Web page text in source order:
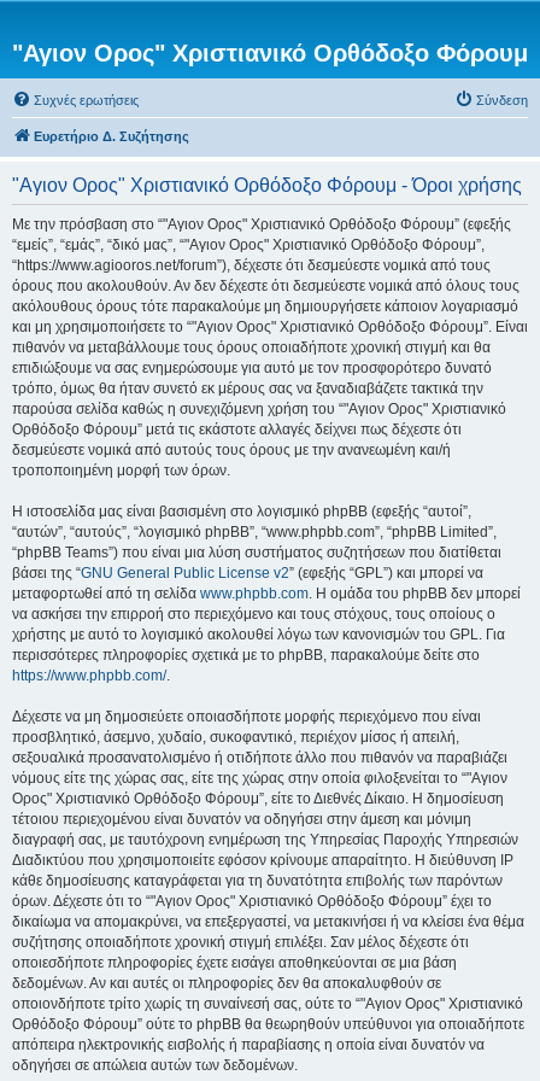
"Αγιον Ορος" Χριστιανικό Ορθόδοξο Φόρουμ
Συχνές ερωτήσεις Σύνδεση
Ευρετήριο Δ. Συζήτησης
"Αγιον Ορος" Χριστιανικό Ορθόδοξο Φόρουμ - Όροι χρήσης
Με την πρόσβαση στο “"Αγιον Ορος" Χριστιανικό Ορθόδοξο Φόρουμ” (εφεξής
“εμείς”, “εμάς”, “δικό μας”, “"Αγιον Ορος" Χριστιανικό Ορθόδοξο Φόρουμ”,
“https://www.agiooros.net/forum”), δέχεστε ότι δεσμεύεστε νομικά από τους
όρους που ακολουθούν. Αν δεν δέχεστε ότι δεσμεύεστε νομικά από όλους τους
ακόλουθους όρους τότε παρακαλούμε μη δημιουργήσετε κάποιον λογαριασμό
και μη χρησιμοποιήσετε το “"Αγιον Ορος" Χριστιανικό Ορθόδοξο Φόρουμ”. Είναι
πιθανόν να μεταβάλλουμε τους όρους οποιαδήποτε χρονική στιγμή και θα
επιδιώξουμε να σας ενημερώσουμε για αυτό με τον προσφορότερο δυνατό
τρόπο, όμως θα ήταν συνετό εκ μέρους σας να ξαναδιαβάζετε τακτικά την
παρούσα σελίδα καθώς η συνεχιζόμενη χρήση του “"Αγιον Ορος" Χριστιανικό
Ορθόδοξο Φόρουμ” μετά τις εκάστοτε αλλαγές δείχνει πως δέχεστε ότι
δεσμεύεστε νομικά από αυτούς τους όρους με την ανανεωμένη και/ή
τροποποιημένη μορφή των όρων.
Η ιστοσελίδα μας είναι βασισμένη στο λογισμικό phpBB (εφεξής “αυτοί”,
“αυτών”, “αυτούς”, “λογισμικό phpBB”, “www.phpbb.com”, “phpBB Limited”,
“phpBB Teams”) που είναι μια λύση συστήματος συζητήσεων που διατίθεται
βάσει της “GNU General Public License v2” (εφεξής “GPL”) και μπορεί να
μεταφορτωθεί από τη σελίδα www.phpbb.com. Η ομάδα του phpBB δεν μπορεί
να ασκήσει την επιρροή στο περιεχόμενο και τους στόχους, τους οποίους ο
χρήστης με αυτό το λογισμικό ακολουθεί λόγω των κανονισμών του GPL. Για
περισσότερες πληροφορίες σχετικά με το phpBB, παρακαλούμε δείτε στο
https://www.phpbb.com/.
Δέχεστε να μη δημοσιεύετε οποιασδήποτε μορφής περιεχόμενο που είναι
προσβλητικό, άσεμνο, χυδαίο, συκοφαντικό, περιέχον μίσος ή απειλή,
σεξουαλικά προσανατολισμένο ή οτιδήποτε άλλο που πιθανόν να παραβιάζει
νόμους είτε της χώρας σας, είτε της χώρας στην οποία φιλοξενείται το “"Αγιον
Ορος" Χριστιανικό Ορθόδοξο Φόρουμ”, είτε το Διεθνές Δίκαιο. Η δημοσίευση
τέτοιου περιεχομένου είναι δυνατόν να οδηγήσει στην άμεση και μόνιμη
διαγραφή σας, με ταυτόχρονη ενημέρωση της Υπηρεσίας Παροχής Υπηρεσιών
Διαδικτύου που χρησιμοποιείτε εφόσον κρίνουμε απαραίτητο. Η διεύθυνση IP
κάθε δημοσίευσης καταγράφεται για τη δυνατότητα επιβολής των παρόντων
όρων. Δέχεστε ότι το “"Αγιον Ορος" Χριστιανικό Ορθόδοξο Φόρουμ” έχει το
δικαίωμα να απομακρύνει, να επεξεργαστεί, να μετακινήσει ή να κλείσει ένα θέμα
συζήτησης οποιαδήποτε χρονική στιγμή επιλέξει. Σαν μέλος δέχεστε ότι
οποιεσδήποτε πληροφορίες έχετε εισάγει αποθηκεύονται σε μια βάση
δεδομένων. Αν και αυτές οι πληροφορίες δεν θα αποκαλυφθούν σε
οποιονδήποτε τρίτο χωρίς τη συναίνεσή σας, ούτε το “"Αγιον Ορος" Χριστιανικό
Ορθόδοξο Φόρουμ” ούτε το phpBB θα θεωρηθούν υπεύθυνοι για οποιαδήποτε
απόπειρα ηλεκτρονικής εισβολής ή παραβίασης η οποία είναι δυνατόν να
οδηγήσει σε απώλεια αυτών των δεδομένων.